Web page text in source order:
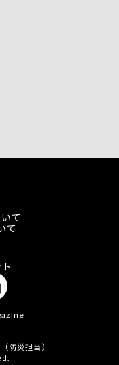
て
て
防災担当）